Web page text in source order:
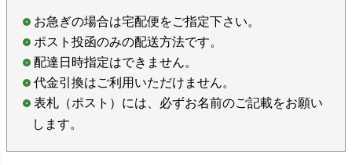
お急ぎの場合は宅配便をご指定下さい。
ポスト投函のみの配送方法です。
配達日時指定はできません。
代金引換はご利用いただけません。
表札（ポスト）には、必ずお名前のご記載をお願い
します。